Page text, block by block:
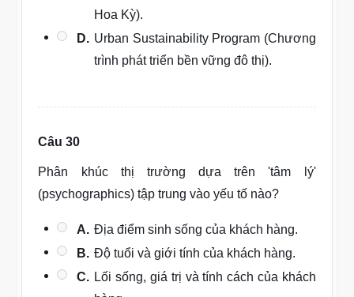
Hoa Kỳ).
D. Urban Sustainability Program (Chương
trình phát triển bền vững đô thị).
Câu 30
Phân khúc thị trường dựa trên 'tâm lý'
(psychographics) tập trung vào yếu tố nào?
A. Địa điểm sinh sống của khách hàng.
B. Độ tuổi và giới tính của khách hàng.
C. Lối sống, giá trị và tính cách của khách